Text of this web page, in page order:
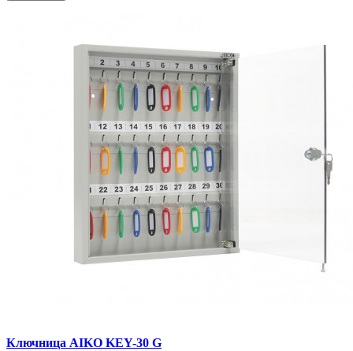
Ключница AIKO KEY-30 G